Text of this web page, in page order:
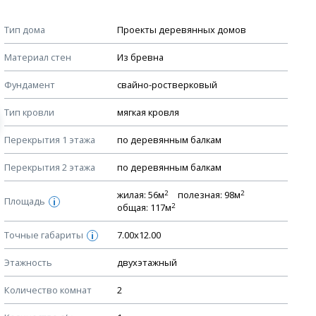
Тип дома Проекты деревянных домов
Материал стен Из бревна
Фундамент свайно-ростверковый
Тип кровли мягкая кровля
Перекрытия 1 этажа по деревянным балкам
Перекрытия 2 этажа по деревянным балкам
Площадь i
жилая: 56м2 полезная: 98м2
общая: 117м2
Точные габариты i 7.00х12.00
Этажность двухэтажный
Количество комнат 2
Примечания
Стоимость строительства дома — ориентировочная!
Для более детального расчета стоимости
строительства необходима разработка сметы, согласно
стоимости материалов в вашем регионе
Мы не учитываем стоимость доставки материалов.
Смотрите советы по выбору материала в нашем
КОНСТРУКТИВНЫЕ РЕШЕНИЯ (КР)
Ведомость рабочих чертежей основного комплекта КР
План фундамента
Устройство фундамента, спецификация материалов
фундамента
Планы перекрытий этажей, спецификация элементов
Устройство перекрытий
Устройство стен
Спецификация материалов стен
Схема расположения лаг чердака (если есть)
Схема расположения элементов стропил
Спецификация элементов стропил
Устройство стропильной системы